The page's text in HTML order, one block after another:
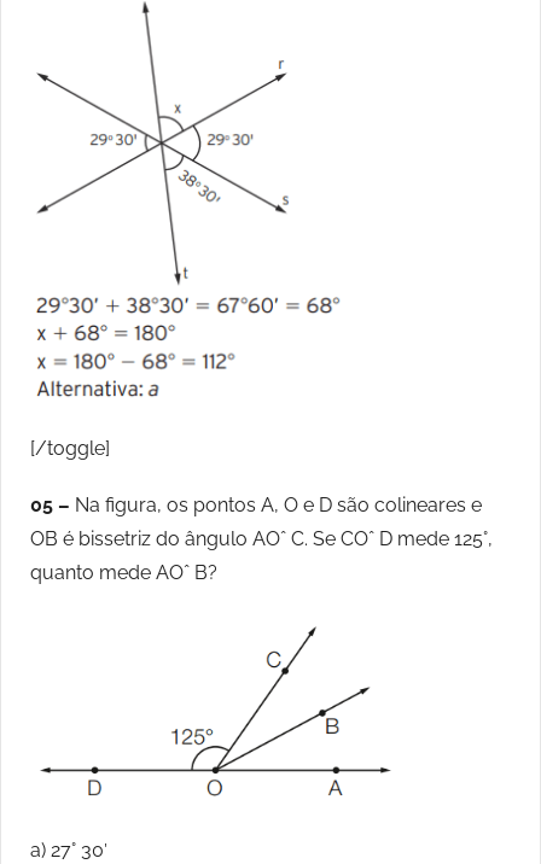
[/toggle]
05 – Na figura, os pontos A, O e D são colineares e
OB é bissetriz do ângulo AOˆ C. Se COˆ D mede 125°,
quanto mede AOˆ B?
a) 27° 30′